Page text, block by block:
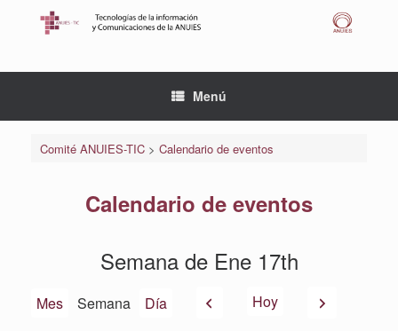
Menú
Comité ANUIES-TIC> Calendario de eventos
Calendario de eventos
Semana de Ene 17th
Mes Semana Día AnteriorHoy Siguiente